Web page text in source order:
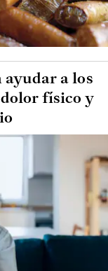
ayudar a los
físico y